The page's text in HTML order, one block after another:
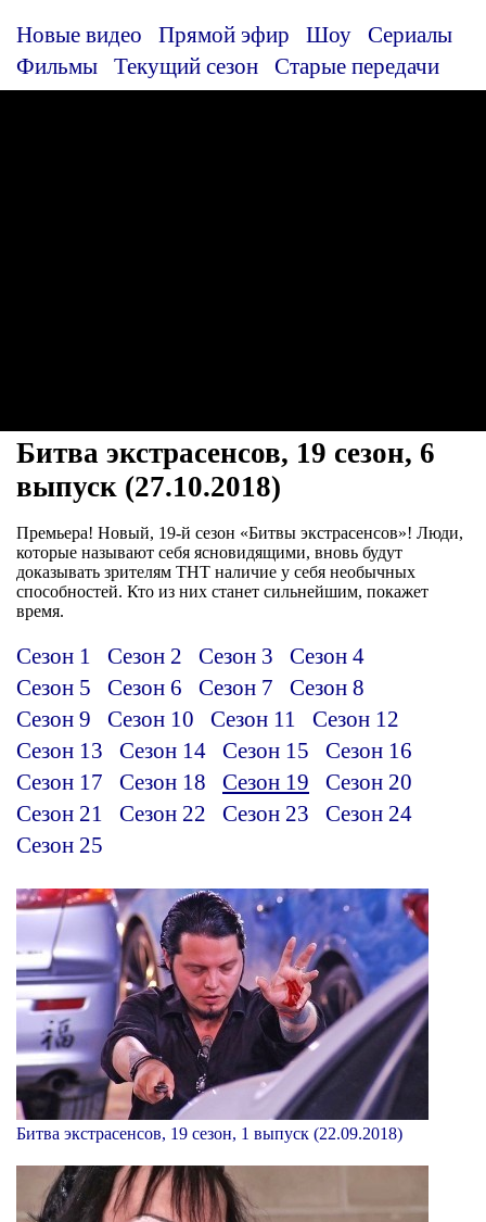
Новые видео Прямой эфир Шоу
Сериалы
Фильмы
Текущий сезон Старые передачи
Битва экстрасенсов, 19 сезон, 6
выпуск (27.10.2018)
Премьера! Новый, 19-й сезон «Битвы экстрасенсов»! Люди,
которые называют себя ясновидящими, вновь будут
доказывать зрителям ТНТ наличие у себя необычных
способностей. Кто из них станет сильнейшим, покажет
время.
Сезон 1 Сезон 2 Сезон 3
Сезон 4
Сезон 5
Сезон 6 Сезон 7
Сезон 8
Сезон 9
Сезон 10 Сезон 11
Сезон 12
Сезон 13
Сезон 14 Сезон 15
Сезон 16
Сезон 17
Сезон 18 Сезон 19
Сезон 20
Сезон 21
Сезон 22 Сезон 23
Сезон 24
Сезон 25
Битва экстрасенсов, 19 сезон, 1 выпуск (22.09.2018)